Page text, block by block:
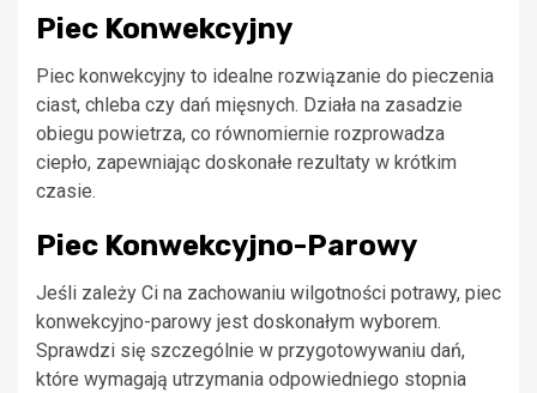
Piec Konwekcyjny
Piec konwekcyjny to idealne rozwiązanie do pieczenia
ciast, chleba czy dań mięsnych. Działa na zasadzie
obiegu powietrza, co równomiernie rozprowadza
ciepło, zapewniając doskonałe rezultaty w krótkim
czasie.
Piec Konwekcyjno-Parowy
Jeśli zależy Ci na zachowaniu wilgotności potrawy, piec
konwekcyjno-parowy jest doskonałym wyborem.
Sprawdzi się szczególnie w przygotowywaniu dań,
które wymagają utrzymania odpowiedniego stopnia